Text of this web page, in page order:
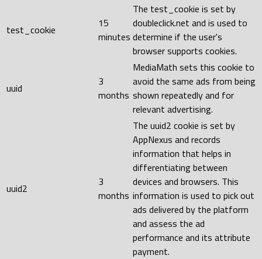
test_cookie
15
minutes
The test_cookie is set by
doubleclick.net and is used to
determine if the user's
browser supports cookies.
uuid
3
months
MediaMath sets this cookie to
avoid the same ads from being
shown repeatedly and for
relevant advertising.
uuid2
3
months
The uuid2 cookie is set by
AppNexus and records
information that helps in
differentiating between
devices and browsers. This
information is used to pick out
ads delivered by the platform
and assess the ad
performance and its attribute
payment.